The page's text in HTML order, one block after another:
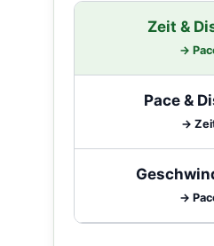
Zeit &
→
Pace &
→
→